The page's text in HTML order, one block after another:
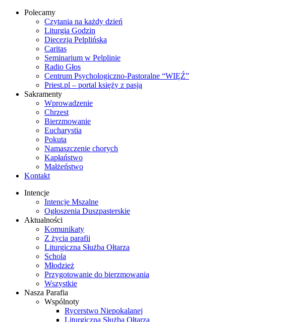
Polecamy
Czytania na każdy dzień
Liturgia Godzin
Diecezja Pelplińska
Caritas
Seminarium w Pelplinie
Radio Głos
Centrum Psychologiczno-Pastoralne “WIĘŹ”
Priest.pl – portal księży z pasją
Sakramenty
Wprowadzenie
Chrzest
Bierzmowanie
Eucharystia
Pokuta
Namaszczenie chorych
Kapłaństwo
Małżeństwo
Kontakt
Intencje
Intencje Mszalne
Ogłoszenia Duszpasterskie
Aktualności
Komunikaty
Z życia parafii
Liturgiczna Służba Ołtarza
Schola
Młodzież
Przygotowanie do bierzmowania
Wszystkie
Nasza Parafia
Wspólnoty
Rycerstwo Niepokalanej
Liturgiczna Służba Ołtarza